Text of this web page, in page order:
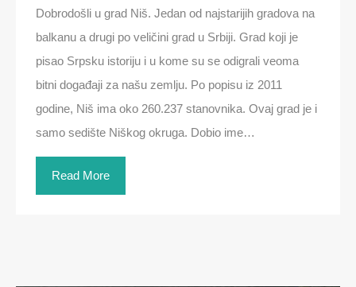
Dobrodošli u grad Niš. Jedan od najstarijih gradova na
balkanu a drugi po veličini grad u Srbiji. Grad koji je
pisao Srpsku istoriju i u kome su se odigrali veoma
bitni događaji za našu zemlju. Po popisu iz 2011
godine, Niš ima oko 260.237 stanovnika. Ovaj grad je i
samo sedište Niškog okruga. Dobio ime…
Read More